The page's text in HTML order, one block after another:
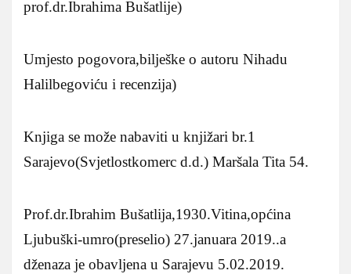
prof.dr.Ibrahima Bušatlije)
Umjesto pogovora,bilješke o autoru Nihadu
Halilbegoviću i recenzija)
Knjiga se može nabaviti u knjižari br.1
Sarajevo(Svjetlostkomerc d.d.) Maršala Tita 54.
Prof.dr.Ibrahim Bušatlija,1930.Vitina,općina
Ljubuški-umro(preselio) 27.januara 2019..a
dženaza je obavljena u Sarajevu 5.02.2019.